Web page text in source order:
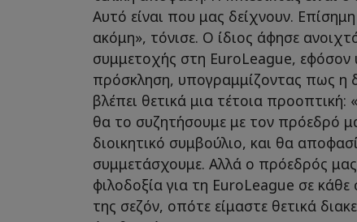
Αυτό είναι που μας δείχνουν.
ακόμη», τόνισε. Ο ίδιος άφησε
συμμετοχής στη EuroLeague, εφόσον
πρόσκληση, υπογραμμίζοντας πως η
βλέπει θετικά μια τέτοια προοπτική:
θα το συζητήσουμε με τον πρόεδρό
διοικητικό συμβούλιο, και θα
συμμετάσχουμε. Αλλά ο πρόεδρός
φιλοδοξία για τη EuroLeague σε
της σεζόν, οπότε είμαστε θετικά